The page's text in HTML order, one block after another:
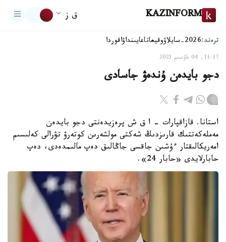
KAZINFORM ق ز
ترەند:2026-سايلاۋ وقيعاتاعايىنداۋاقوردا
11:17, 04 ماۋسىم 2023
دجو بايدەن ۇندەۋ جاسادى
استانا. قازاقپارات – ا ق ش پرەزيدەنتى دجو بايدەن
مەملەكەتتىك قارىزدىڭ شەكتى مولشەرىن كوتەرۋ تۋرالى كەلىسىم
امەريكالىقتار ءۇشىن جاقسى جاڭالىق دەپ مالىمدەدى، دەپ
حابارلايدى «حابار 24».